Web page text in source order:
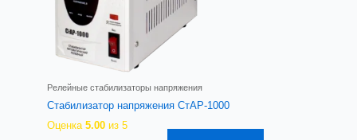
Релейные стабилизаторы напряжения
Стабилизатор напряжения СтАР-1000
Оценка5.00 из 5